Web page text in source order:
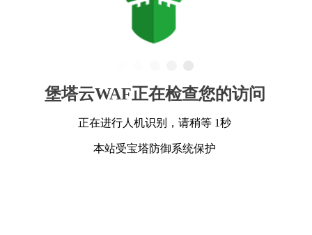
堡塔云WAF正在检查您的访问
正在进行人机识别，请稍等 1秒
本站受宝塔防御系统保护